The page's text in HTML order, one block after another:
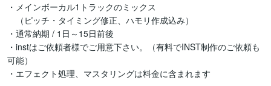
・メインボーカル1トラックのミックス
（ピッチ・タイミング修正、ハモリ作成込み）
・通常納期 / 1日～15日前後
・instはご依頼者様でご用意下さい。（有料でINST制作のご依頼も
可能）
・エフェクト処理、マスタリングは料金に含まれます